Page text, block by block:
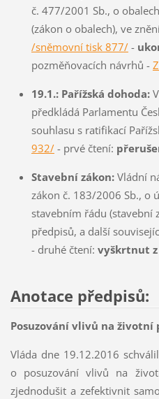
č. 477/2001 Sb., o
(zákon o obalech), ve
/sněmovní tisk 877/-
pozměňovacích návrhů -
19.1.: Pařížská dohoda:
předkládá Parlamentu
souhlasu s ratifikací
932/- prvé čtení:
Stavební zákon:Vládní
zákon č. 183/2006 Sb., o
stavebním řádu (stavební
předpisů, a další
- druhé čtení: vyškrtnut
Anotace předpisů:
Posuzování vlivů na životní
Vláda dne 19.12.2016
o posuzování vlivů na
zjednodušit a zefektivnit